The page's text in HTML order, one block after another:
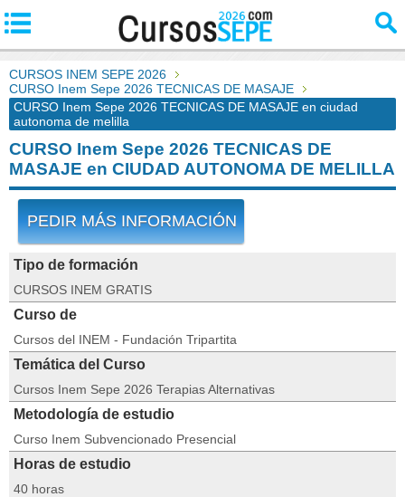
CURSOS INEM SEPE 2026
CURSO Inem Sepe 2026 TECNICAS DE MASAJE
CURSO Inem Sepe 2026 TECNICAS DE MASAJE en ciudad
autonoma de melilla
CURSO Inem Sepe 2026 TECNICAS DE
MASAJE en CIUDAD AUTONOMA DE MELILLA
PEDIR MÁS INFORMACIÓN
Tipo de formación
CURSOS INEM GRATIS
Curso de
Cursos del INEM - Fundación Tripartita
Temática del Curso
Cursos Inem Sepe 2026 Terapias Alternativas
Metodología de estudio
Curso Inem Subvencionado Presencial
Horas de estudio
40 horas